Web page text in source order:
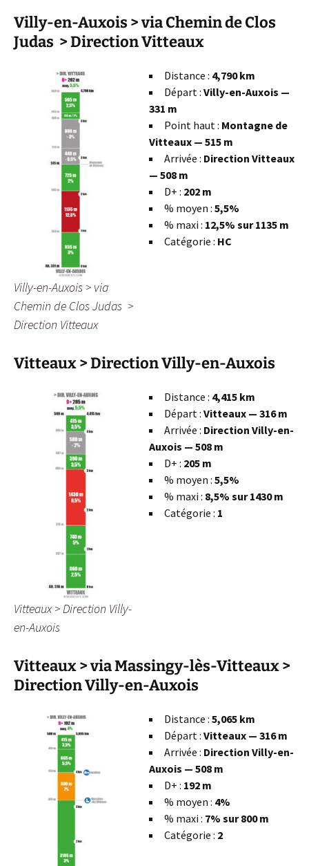
Villy-en-Auxois > via Chemin de Clos
Judas > Direction Vitteaux
Villy-en-Auxois > via
Chemin de Clos Judas >
Direction Vitteaux
Distance : 4,790 km
Départ : Villy-en-Auxois —
331 m
Point haut : Montagne de
Vitteaux — 515 m
Arrivée : Direction Vitteaux
— 508 m
D+ : 202 m
% moyen : 5,5%
% maxi : 12,5% sur 1135 m
Catégorie : HC
Vitteaux > Direction Villy-en-Auxois
Vitteaux > Direction Villy-
en-Auxois
Distance : 4,415 km
Départ : Vitteaux — 316 m
Arrivée : Direction Villy-en-
Auxois — 508 m
D+ : 205 m
% moyen : 5,5%
% maxi : 8,5% sur 1430 m
Catégorie : 1
Vitteaux > via Massingy-lès-Vitteaux >
Direction Villy-en-Auxois
Distance : 5,065 km
Départ : Vitteaux — 316 m
Arrivée : Direction Villy-en-
Auxois — 508 m
D+ : 192 m
% moyen : 4%
% maxi : 7% sur 800 m
Catégorie : 2